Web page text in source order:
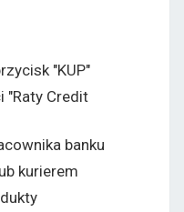
"KUP"
"Raty Credit
banku
kurierem